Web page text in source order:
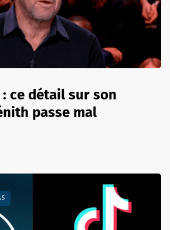
ce détail sur son
passe mal